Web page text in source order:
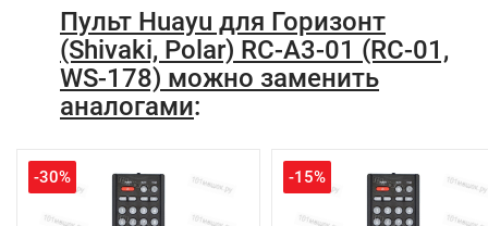
Пульт Huayu для Горизонт
(Shivaki, Polar) RC-A3-01 (RC-01,
WS-178) можно заменить
аналогами:
-30% -15%